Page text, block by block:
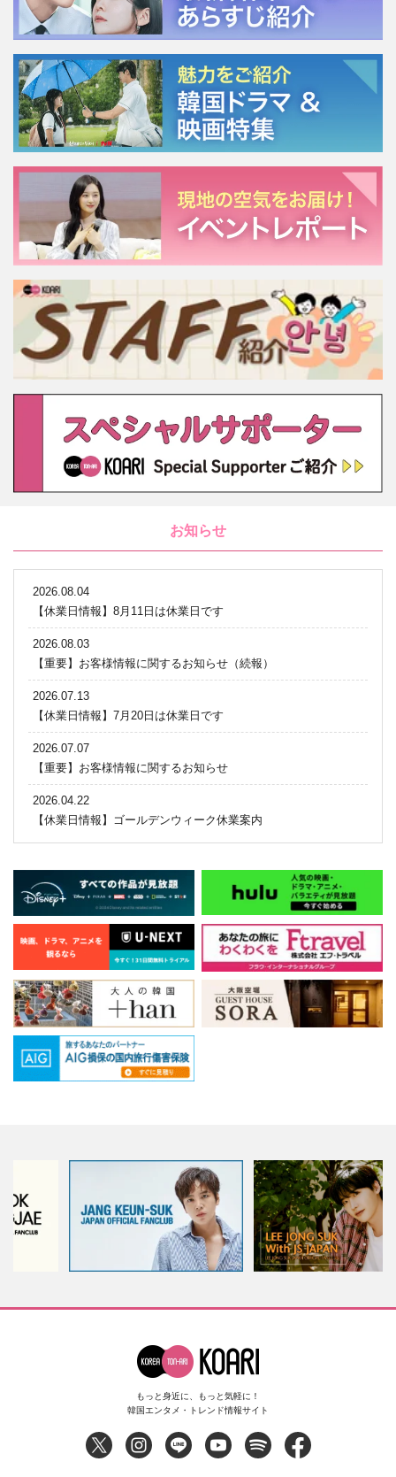
お知らせ
2026.08.04
【休業日情報】8月11日は休業日です
2026.08.03
【重要】お客様情報に関するお知らせ（続報）
2026.07.13
【休業日情報】7月20日は休業日です
2026.07.07
【重要】お客様情報に関するお知らせ
2026.04.22
【休業日情報】ゴールデンウィーク休業案内
もっと身近に、もっと気軽に！
韓国エンタメ・トレンド情報サイト